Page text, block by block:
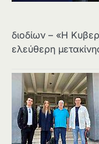
διοδίων – «Η
ελεύθερη